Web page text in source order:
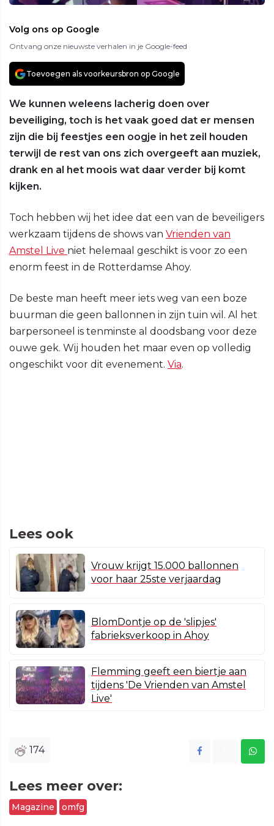
Volg ons op Google
Ontvang onze nieuwste verhalen in je Google-feed
Toevoegen als voorkeursbron op Google
We kunnen weleens lacherig doen over
beveiliging, toch is het vaak goed dat er mensen
zijn die bij feestjes een oogje in het zeil houden
terwijl de rest van ons zich overgeeft aan muziek,
drank en al het moois wat daar verder bij komt
kijken.
Toch hebben wij het idee dat een van de beveiligers
werkzaam tijdens de shows van Vrienden van
Amstel Live niet helemaal geschikt is voor zo een
enorm feest in de Rotterdamse Ahoy.
De beste man heeft meer iets weg van een boze
buurman die geen ballonnen in zijn tuin wil. Al het
barpersoneel is tenminste al doodsbang voor deze
ouwe gek. Wij houden het maar even op volledig
ongeschikt voor dit evenement. Via.
Lees ook
Vrouw krijgt 15.000 ballonnen
voor haar 25ste verjaardag
BlomDontje op de 'slipjes'
fabrieksverkoop in Ahoy
Flemming geeft een biertje aan
tijdens 'De Vrienden van Amstel
Live'
174
Lees meer over:
Magazine omfg